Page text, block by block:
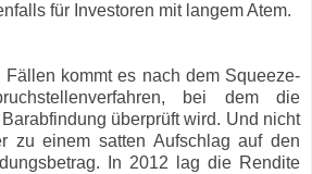
für Investoren mit langem Atem.
kommt es nach dem Squeeze-
bei dem die
überprüft wird. Und nicht
zu einem satten Aufschlag auf den
In 2012 lag die Rendite